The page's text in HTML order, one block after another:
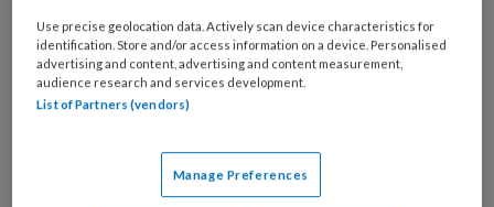
onderhandelingspartijen met een cao-akkoord
met een zeer forse salarisverhoging (maar liefst
2x!) met daarbij nog een bedrag van 185 euro
voor ja... Waarvoor eigenlijk? Daarbij komt nog
nog niet bekend maken hoe dat vorm moet gaan
Use precise geolocation data. Actively scan device characteristics for
identification. Store and/or access information on a device. Personalised
advertising and content, advertising and content measurement,
audience research and services development.
List of Partners (vendors)
Manage Preferences